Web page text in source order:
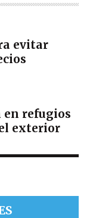
evitar
en refugios
exterior